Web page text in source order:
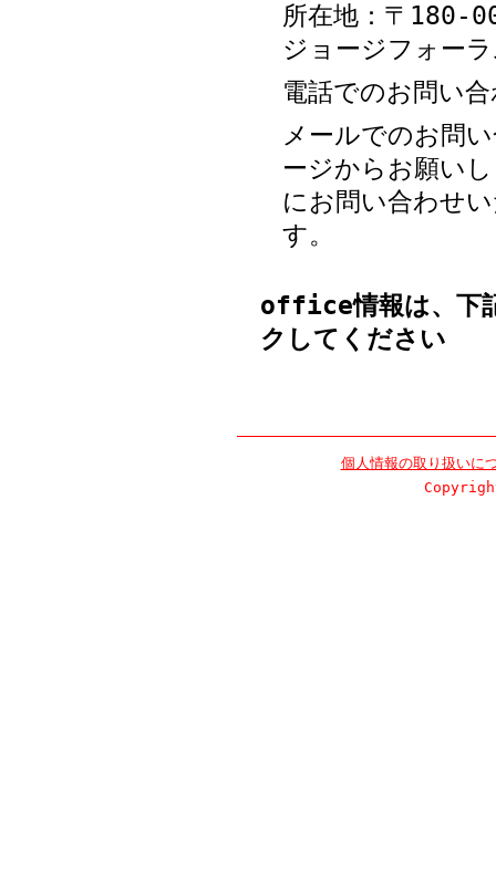
所在地：〒180-
ジョージフォー
電話でのお問い
メールでのお問
ージからお願い
にお問い合わせ
す。
office情報は、
クしてください
個人情報の取り扱いに